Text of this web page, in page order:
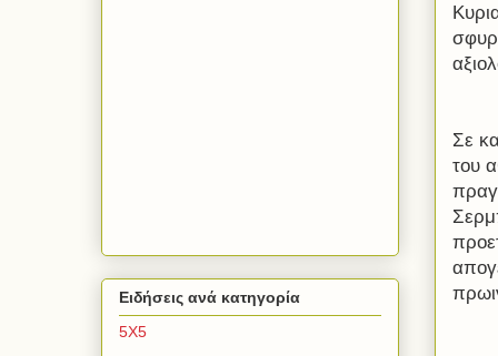
Σε
του
Ειδήσεις ανά κατηγορία
5Χ5